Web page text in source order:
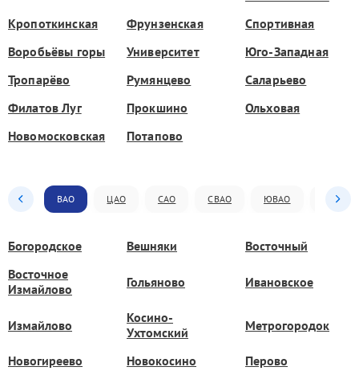
Кропоткинская
Фрунзенская
Спортивная
Воробьёвы горы
Университет
Юго-Западная
Тропарёво
Румянцево
Саларьево
Филатов Луг
Прокшино
Ольховая
Новомосковская
Потапово
ВАО ЦАО САО СВАО ЮВАО ЮАО
Богородское Вешняки
Восточный
Восточное
Измайлово
Гольяново Ивановское
Измайлово
Косино-
Ухтомский
Метрогородок
Новогиреево Новокосино Перово